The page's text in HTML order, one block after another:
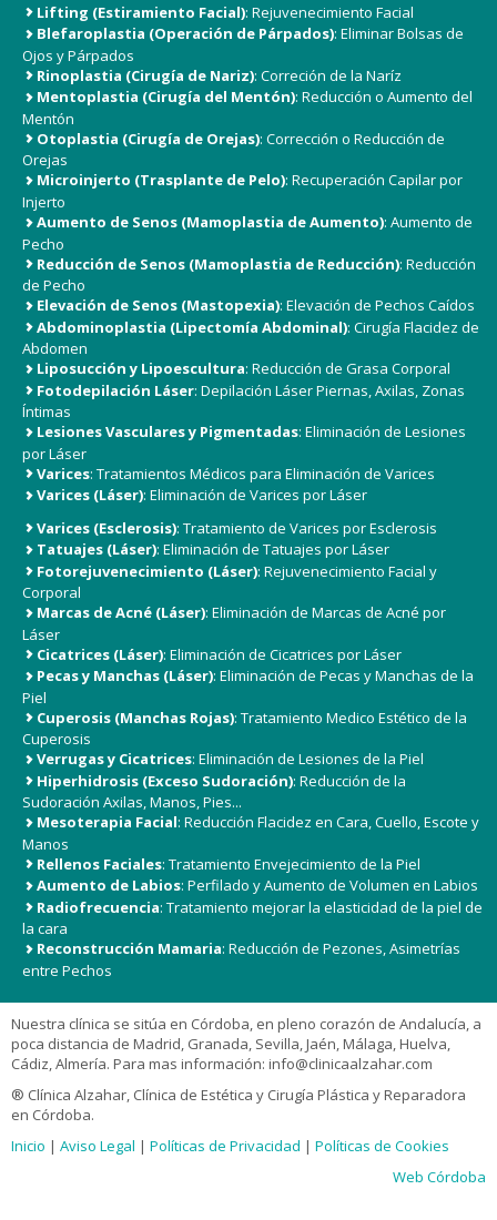
Lifting (Estiramiento Facial): Rejuvenecimiento Facial
Blefaroplastia (Operación de Párpados): Eliminar Bolsas de
Ojos y Párpados
Rinoplastia (Cirugía de Nariz): Correción de la Naríz
Mentoplastia (Cirugía del Mentón): Reducción o Aumento del
Mentón
Otoplastia (Cirugía de Orejas): Corrección o Reducción de
Orejas
Microinjerto (Trasplante de Pelo): Recuperación Capilar por
Injerto
Aumento de Senos (Mamoplastia de Aumento): Aumento de
Pecho
Reducción de Senos (Mamoplastia de Reducción): Reducción
de Pecho
Elevación de Senos (Mastopexia): Elevación de Pechos Caídos
Abdominoplastia (Lipectomía Abdominal): Cirugía Flacidez de
Abdomen
Liposucción y Lipoescultura: Reducción de Grasa Corporal
Fotodepilación Láser: Depilación Láser Piernas, Axilas, Zonas
Íntimas
Lesiones Vasculares y Pigmentadas: Eliminación de Lesiones
por Láser
Varices: Tratamientos Médicos para Eliminación de Varices
Varices (Láser): Eliminación de Varices por Láser
Varices (Esclerosis): Tratamiento de Varices por Esclerosis
Tatuajes (Láser): Eliminación de Tatuajes por Láser
Fotorejuvenecimiento (Láser): Rejuvenecimiento Facial y
Corporal
Marcas de Acné (Láser): Eliminación de Marcas de Acné por
Láser
Cicatrices (Láser): Eliminación de Cicatrices por Láser
Pecas y Manchas (Láser): Eliminación de Pecas y Manchas de la
Piel
Cuperosis (Manchas Rojas): Tratamiento Medico Estético de la
Cuperosis
Verrugas y Cicatrices: Eliminación de Lesiones de la Piel
Hiperhidrosis (Exceso Sudoración): Reducción de la
Sudoración Axilas, Manos, Pies...
Mesoterapia Facial: Reducción Flacidez en Cara, Cuello, Escote y
Manos
Rellenos Faciales: Tratamiento Envejecimiento de la Piel
Aumento de Labios: Perfilado y Aumento de Volumen en Labios
Radiofrecuencia: Tratamiento mejorar la elasticidad de la piel de
la cara
Reconstrucción Mamaria: Reducción de Pezones, Asimetrías
entre Pechos
Nuestra clínica se sitúa en Córdoba, en pleno corazón de Andalucía, a
poca distancia de Madrid, Granada, Sevilla, Jaén, Málaga, Huelva,
Cádiz, Almería. Para mas información: info@clinicaalzahar.com
® Clínica Alzahar, Clínica de Estética y Cirugía Plástica y Reparadora
en Córdoba.
Inicio | Aviso Legal | Políticas de Privacidad | Políticas de Cookies
Web Córdoba